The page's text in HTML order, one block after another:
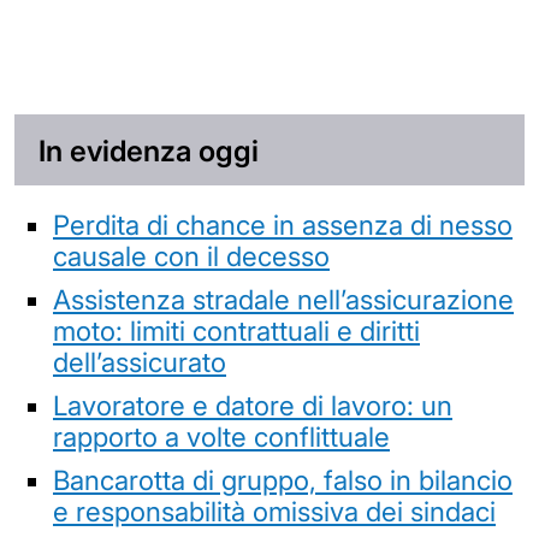
In evidenza oggi
Perdita di chance in assenza di nesso
causale con il decesso
Assistenza stradale nell’assicurazione
moto: limiti contrattuali e diritti
dell’assicurato
Lavoratore e datore di lavoro: un
rapporto a volte conflittuale
Bancarotta di gruppo, falso in bilancio
e responsabilità omissiva dei sindaci